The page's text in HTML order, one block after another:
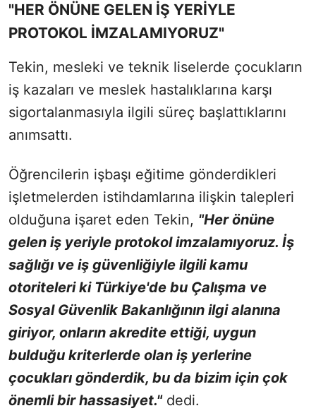
"HER ÖNÜNE GELEN İŞ YERİYLE
PROTOKOL İMZALAMIYORUZ"
Tekin, mesleki ve teknik liselerde çocukların
iş kazaları ve meslek hastalıklarına karşı
sigortalanmasıyla ilgili süreç başlattıklarını
anımsattı.
Öğrencilerin işbaşı eğitime gönderdikleri
işletmelerden istihdamlarına ilişkin talepleri
olduğuna işaret eden Tekin, "Her önüne
gelen iş yeriyle protokol imzalamıyoruz. İş
sağlığı ve iş güvenliğiyle ilgili kamu
otoriteleri ki Türkiye'de bu Çalışma ve
Sosyal Güvenlik Bakanlığının ilgi alanına
giriyor, onların akredite ettiği, uygun
bulduğu kriterlerde olan iş yerlerine
çocukları gönderdik, bu da bizim için çok
önemli bir hassasiyet."dedi.